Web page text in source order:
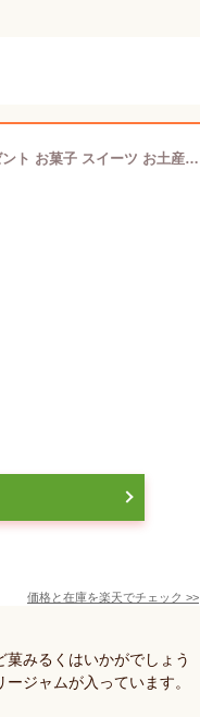
あど菓みるく8個 化粧箱 アドベリー 母の日 滋賀県 特産品 ギフト プレゼント お菓子 スイーツ お土産 バレンタイン お中元 お歳暮 滋賀 ミルク あど果 ミルク餡 しっとり 幻 美味しい 甘酸っぱい 和菓子 洋菓子 あん ハロウィン ホワイトデー
価格と在庫を楽天でチェック >>
みるくはいかがでしょう
ジャムが入っています。